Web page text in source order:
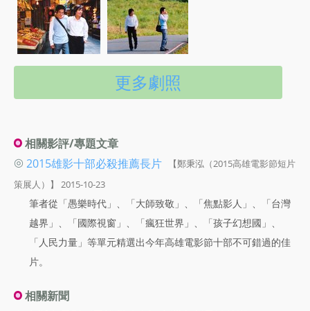
更多劇照
相關影評/專題文章
◎ 2015雄影十部必殺推薦長片
【鄭秉泓（2015高雄電影節短片
策展人）】 2015-10-23
筆者從「愚樂時代」、「大師致敬」、「焦點影人」、「台灣
越界」、「國際視窗」、「瘋狂世界」、「孩子幻想國」、
「人民力量」等單元精選出今年高雄電影節十部不可錯過的佳
片。
相關新聞